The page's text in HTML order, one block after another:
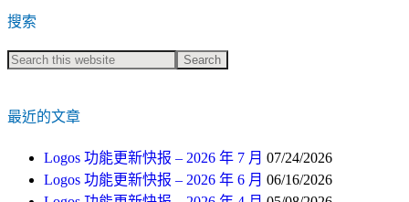
分
类
搜索
最近的文章
Logos 功能更新快报 – 2026 年 7 月 07/24/2026
Logos 功能更新快报 – 2026 年 6 月 06/16/2026